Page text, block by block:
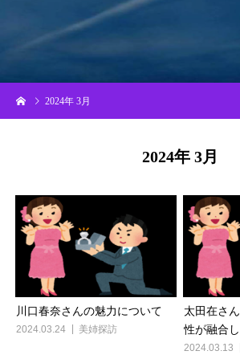
2024年 3月
2024年 3月
川口春奈さんの魅力について
2024.03.24 美姉探訪
太田在さ
性が融合
2024.03.13